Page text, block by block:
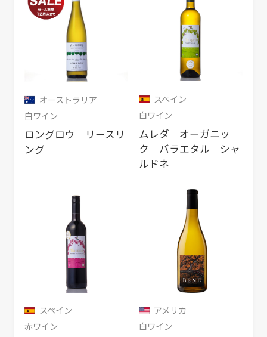
オーストラリア
白ワイン
ロングロウ リースリ
ング
スペイン
白ワイン
ムレダ オーガニッ
ク バラエタル シャ
ルドネ
スペイン
赤ワイン
アメリカ
白ワイン